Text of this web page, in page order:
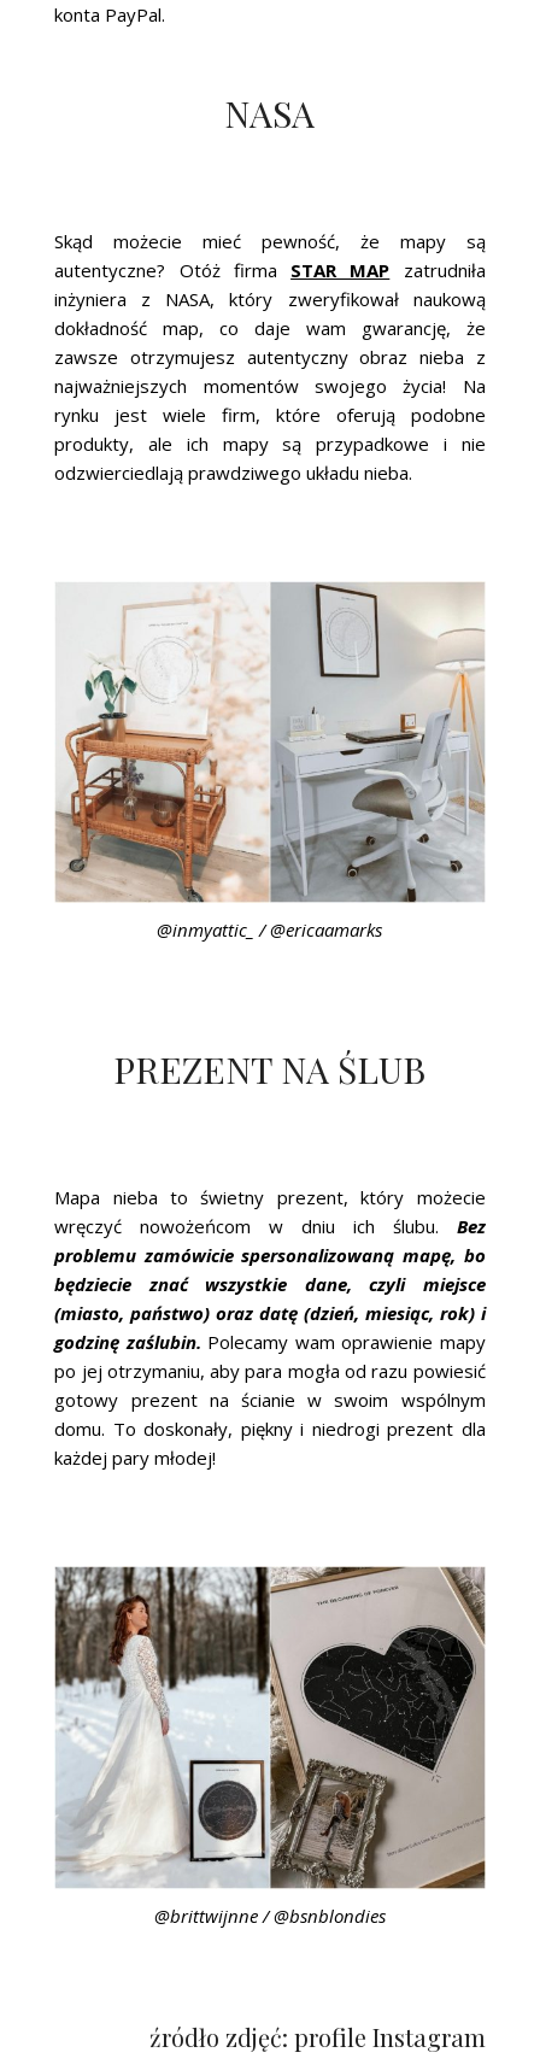
konta PayPal.
NASA
Skąd możecie mieć pewność, że mapy są
autentyczne? Otóż firma STAR MAP zatrudniła
inżyniera z NASA, który zweryfikował naukową
dokładność map, co daje wam gwarancję, że
zawsze otrzymujesz autentyczny obraz nieba z
najważniejszych momentów swojego życia! Na
rynku jest wiele firm, które oferują podobne
produkty, ale ich mapy są przypadkowe i nie
odzwierciedlają prawdziwego układu nieba.
@inmyattic_ / @ericaamarks
PREZENT NA ŚLUB
Mapa nieba to świetny prezent, który możecie
wręczyć nowożeńcom w dniu ich ślubu. Bez
problemu zamówicie spersonalizowaną mapę, bo
będziecie znać wszystkie dane, czyli miejsce
(miasto, państwo) oraz datę (dzień, miesiąc, rok) i
godzinę zaślubin. Polecamy wam oprawienie mapy
po jej otrzymaniu, aby para mogła od razu powiesić
gotowy prezent na ścianie w swoim wspólnym
domu. To doskonały, piękny i niedrogi prezent dla
każdej pary młodej!
@brittwijnne / @bsnblondies
źródło zdjęć: profile Instagram